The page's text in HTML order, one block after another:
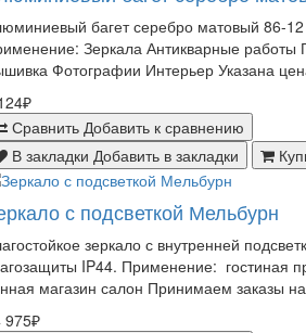
багет серебро матовый 86-
Зеркала Антикварные работы
Фотографии Интерьер Указана
Сравнить Добавить к сравнению
В закладки Добавить в закладки
с подсветкой Мельбурн
зеркало с внутренней
IP44. Применение: гостиная
магазин салон Принимаем заказы
975₽